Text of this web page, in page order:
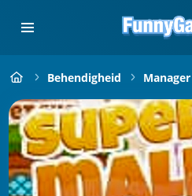
Behendigheid